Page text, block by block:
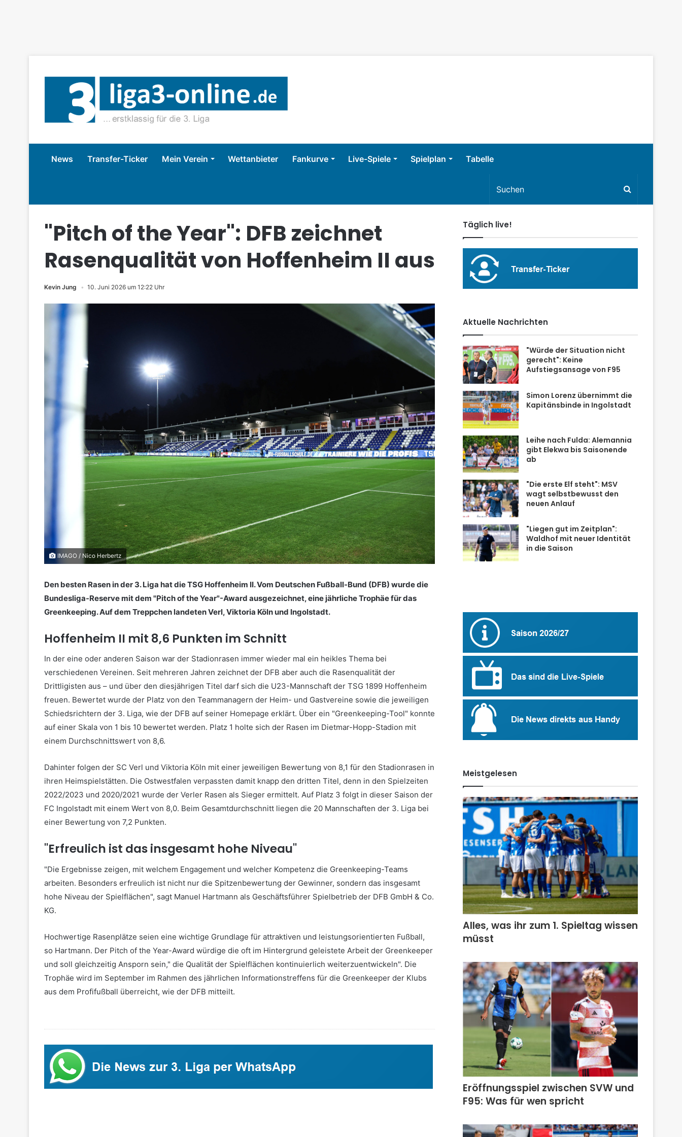
News Transfer-Ticker Mein Verein Wettanbieter Fankurve Live-Spiele Spielplan Tabelle
"Pitch of the Year": DFB zeichnet
Rasenqualität von Hoffenheim II aus
Kevin Jung 10. Juni 2026 um 12:22 Uhr
IMAGO / Nico Herbertz
Den besten Rasen in der 3. Liga hat die TSG Hoffenheim II. Vom Deutschen Fußball-Bund (DFB) wurde die
Bundesliga-Reserve mit dem "Pitch of the Year"-Award ausgezeichnet, eine jährliche Trophäe für das
Greenkeeping. Auf dem Treppchen landeten Verl, Viktoria Köln und Ingolstadt.
Hoffenheim II mit 8,6 Punkten im Schnitt
In der eine oder anderen Saison war der Stadionrasen immer wieder mal ein heikles Thema bei
verschiedenen Vereinen. Seit mehreren Jahren zeichnet der DFB aber auch die Rasenqualität der
Drittligisten aus – und über den diesjährigen Titel darf sich die U23-Mannschaft der TSG 1899 Hoffenheim
freuen. Bewertet wurde der Platz von den Teammanagern der Heim- und Gastvereine sowie die jeweiligen
Schiedsrichtern der 3. Liga, wie der DFB auf seiner Homepage erklärt. Über ein "Greenkeeping-Tool" konnte
auf einer Skala von 1 bis 10 bewertet werden. Platz 1 holte sich der Rasen im Dietmar-Hopp-Stadion mit
einem Durchschnittswert von 8,6.
Dahinter folgen der SC Verl und Viktoria Köln mit einer jeweiligen Bewertung von 8,1 für den Stadionrasen in
ihren Heimspielstätten. Die Ostwestfalen verpassten damit knapp den dritten Titel, denn in den Spielzeiten
2022/2023 und 2020/2021 wurde der Verler Rasen als Sieger ermittelt. Auf Platz 3 folgt in dieser Saison der
FC Ingolstadt mit einem Wert von 8,0. Beim Gesamtdurchschnitt liegen die 20 Mannschaften der 3. Liga bei
einer Bewertung von 7,2 Punkten.
"Erfreulich ist das insgesamt hohe Niveau"
"Die Ergebnisse zeigen, mit welchem Engagement und welcher Kompetenz die Greenkeeping-Teams
arbeiten. Besonders erfreulich ist nicht nur die Spitzenbewertung der Gewinner, sondern das insgesamt
hohe Niveau der Spielflächen", sagt Manuel Hartmann als Geschäftsführer Spielbetrieb der DFB GmbH & Co.
KG.
Hochwertige Rasenplätze seien eine wichtige Grundlage für attraktiven und leistungsorientierten Fußball,
so Hartmann. Der Pitch of the Year-Award würdige die oft im Hintergrund geleistete Arbeit der Greenkeeper
und soll gleichzeitig Ansporn sein," die Qualität der Spielflächen kontinuierlich weiterzuentwickeln". Die
Trophäe wird im September im Rahmen des jährlichen Informationstreffens für die Greenkeeper der Klubs
aus dem Profifußball überreicht, wie der DFB mitteilt.
Täglich live!
Aktuelle Nachrichten
"Würde der Situation nicht
gerecht": Keine
Aufstiegsansage von F95
Simon Lorenz übernimmt die
Kapitänsbinde in Ingolstadt
Leihe nach Fulda: Alemannia
gibt Elekwa bis Saisonende
ab
"Die erste Elf steht": MSV
wagt selbstbewusst den
neuen Anlauf
"Liegen gut im Zeitplan":
Waldhof mit neuer Identität
in die Saison
Meistgelesen
Alles, was ihr zum 1. Spieltag wissen
müsst
Eröffnungsspiel zwischen SVW und
F95: Was für wen spricht